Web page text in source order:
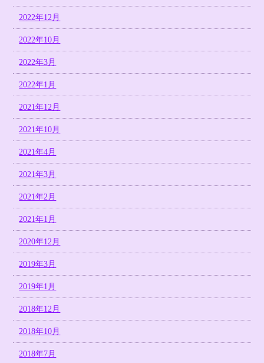
2022年12月
2022年10月
2022年3月
2022年1月
2021年12月
2021年10月
2021年4月
2021年3月
2021年2月
2021年1月
2020年12月
2019年3月
2019年1月
2018年12月
2018年10月
2018年7月